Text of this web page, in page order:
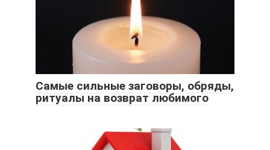
Самые сильные заговоры, обряды,
ритуалы на возврат любимого